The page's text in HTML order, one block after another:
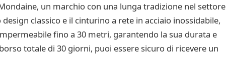
un marchio con una lunga tradizione nel settore
classico e il cinturino a rete in acciaio inossidabile,
fino a 30 metri, garantendo la sua durata e
totale di 30 giorni, puoi essere sicuro di ricevere un